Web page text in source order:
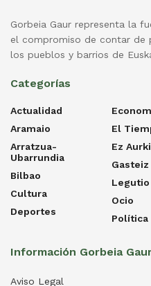
Gorbeia Gaur representa la
el compromiso de contar de
los pueblos y barrios de
Categorías
Actualidad
Aramaio
Arratzua-
Ubarrundia
Bilbao
Cultura
Deportes
El
Ez
Gasteiz
Legutio
Ocio
Política
Información Gorbeia
Aviso Legal